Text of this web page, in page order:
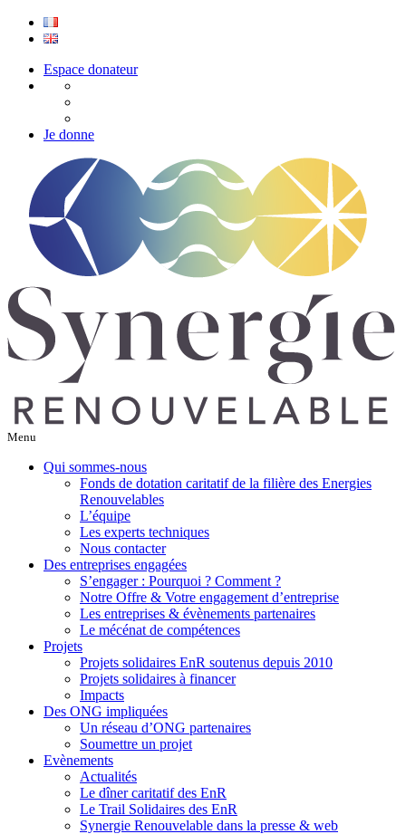
Espace donateur
Je donne
Menu
Qui sommes-nous
Fonds de dotation caritatif de la filière des Energies
Renouvelables
L’équipe
Les experts techniques
Nous contacter
Des entreprises engagées
S’engager : Pourquoi ? Comment ?
Notre Offre & Votre engagement d’entreprise
Les entreprises & évènements partenaires
Le mécénat de compétences
Projets
Projets solidaires EnR soutenus depuis 2010
Projets solidaires à financer
Impacts
Des ONG impliquées
Un réseau d’ONG partenaires
Soumettre un projet
Evènements
Actualités
Le dîner caritatif des EnR
Le Trail Solidaires des EnR
Synergie Renouvelable dans la presse & web